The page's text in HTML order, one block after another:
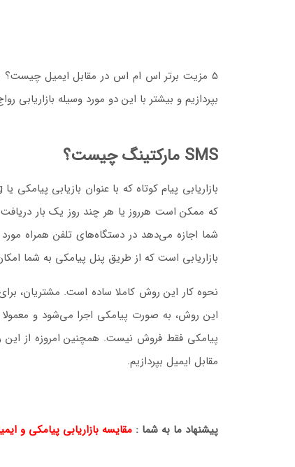
بپردازیم و بیشتر با این دو مورد وسیله بازاریابی
SMS مارکتینگ چیست؟
که ممکن است هرروز یا هر چند روز یک بار
بازاریابی است که از طریق پنل پیامکی به شما
نحوه کار این روش کاملا ساده است. مشتریان، برای
این روش، به صورت پیامکی اجرا می‌شود و
مقابل ایمیل بپردازیم.
پیشنهاد ما به شما :مقایسه بازاریابی پیامکی و